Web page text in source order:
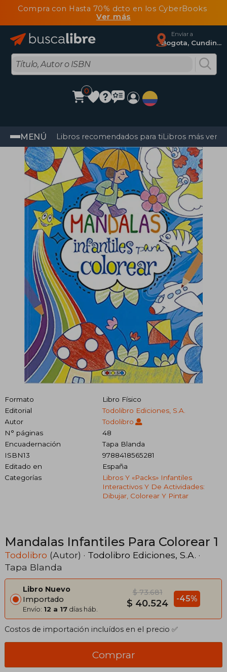
Compra con Hasta 70% dcto en los CyberBooks
Ver más
Enviar a
Bogota, Cundinamarca
0
MENÚ Libros recomendados para tiLibros más
Formato
Libro Físico
Editorial
Todolibro Ediciones, S.A.
Autor
Todolibro
N° páginas
48
Encuadernación
Tapa Blanda
ISBN13
9788418565281
Editado en
España
Categorías
Libros Y «packs» Infantiles
Interactivos Y De Actividades:
Dibujar, Colorear Y Pintar
Mandalas Infantiles Para Colorear 1
Todolibro (Autor) · Todolibro Ediciones, S.A. ·
Tapa Blanda
Libro Nuevo
Importado
Envío: 12 a 17 días háb.
$ 73.681
$ 40.524 -45%
Costos de importación incluídos en el precio ✅
Comprar